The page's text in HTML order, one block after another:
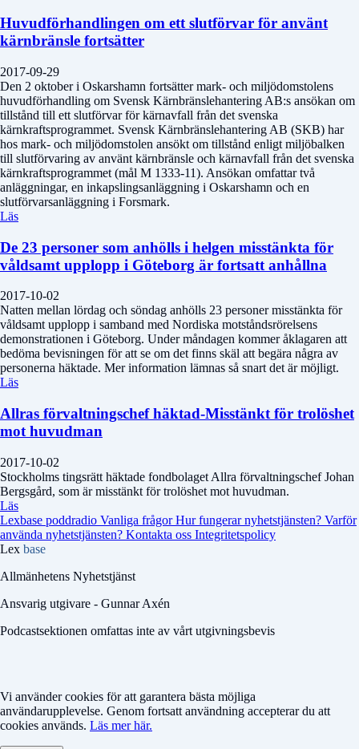
Huvudförhandlingen om ett slutförvar för använt
kärnbränsle fortsätter
2017-09-29
Den 2 oktober i Oskarshamn fortsätter mark- och miljödomstolens
huvudförhandling om Svensk Kärnbränslehantering AB:s ansökan om
tillstånd till ett slutförvar för kärnavfall från det svenska
kärnkraftsprogrammet. Svensk Kärnbränslehantering AB (SKB) har
hos mark- och miljödomstolen ansökt om tillstånd enligt miljöbalken
till slutförvaring av använt kärnbränsle och kärnavfall från det svenska
kärnkraftsprogrammet (mål M 1333-11). Ansökan omfattar två
anläggningar, en inkapslingsanläggning i Oskarshamn och en
slutförvarsanläggning i Forsmark.
Läs
De 23 personer som anhölls i helgen misstänkta för
våldsamt upplopp i Göteborg är fortsatt anhållna
2017-10-02
Natten mellan lördag och söndag anhölls 23 personer misstänkta för
våldsamt upplopp i samband med Nordiska motståndsrörelsens
demonstrationen i Göteborg. Under måndagen kommer åklagaren att
bedöma bevisningen för att se om det finns skäl att begära några av
personerna häktade. Mer information lämnas så snart det är möjligt.
Läs
Allras förvaltningschef häktad-Misstänkt för trolöshet
mot huvudman
2017-10-02
Stockholms tingsrätt häktade fondbolaget Allra förvaltningschef Johan
Bergsgård, som är misstänkt för trolöshet mot huvudman.
Läs
Lexbase poddradio Vanliga frågorHur fungerar nyhetstjänsten? Varför
använda nyhetstjänsten? Kontakta oss Integritetspolicy
Lex base
Allmänhetens Nyhetstjänst
Ansvarig utgivare - Gunnar Axén
Podcastsektionen omfattas inte av vårt utgivningsbevis
Vi använder cookies för att garantera bästa möjliga
användarupplevelse. Genom fortsatt användning accepterar du att
cookies används. Läs mer här.